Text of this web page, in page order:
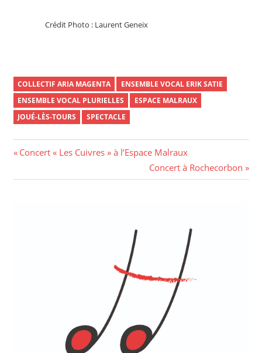
Crédit Photo : Laurent Geneix
COLLECTIF ARIA MAGENTA
ENSEMBLE VOCAL ERIK SATIE
ENSEMBLE VOCAL PLURIELLES
ESPACE MALRAUX
JOUÉ-LÈS-TOURS
SPECTACLE
Navigation
de
Previous
Concert « Les Cuivres » à l’Espace Malraux
Next
Post:
Concert à Rochecorbon